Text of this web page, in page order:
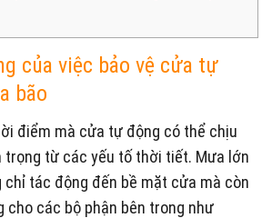
của việc bảo vệ cửa tự
bão
điểm mà cửa tự động có thể chịu
trọng từ các yếu tố thời tiết. Mưa lớn
chỉ tác động đến bề mặt cửa mà còn
cho các bộ phận bên trong như